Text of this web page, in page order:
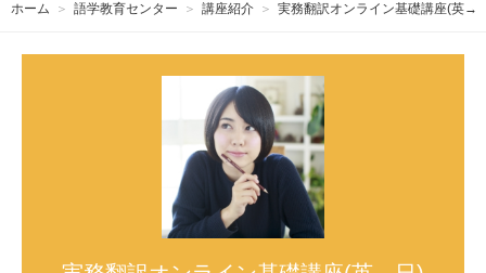
ホーム 語学教育センター 講座紹介 実務翻訳オンライン基礎講座(英→